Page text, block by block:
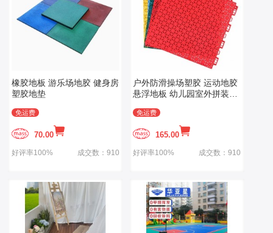
橡胶地板 游乐场地胶 健身房
塑胶地垫
免运费
70.00
好评率100% 成交数：910
户外防滑操场塑胶 运动地胶
悬浮地板 幼儿园室外拼装地
免运费
165.00
好评率100% 成交数：910